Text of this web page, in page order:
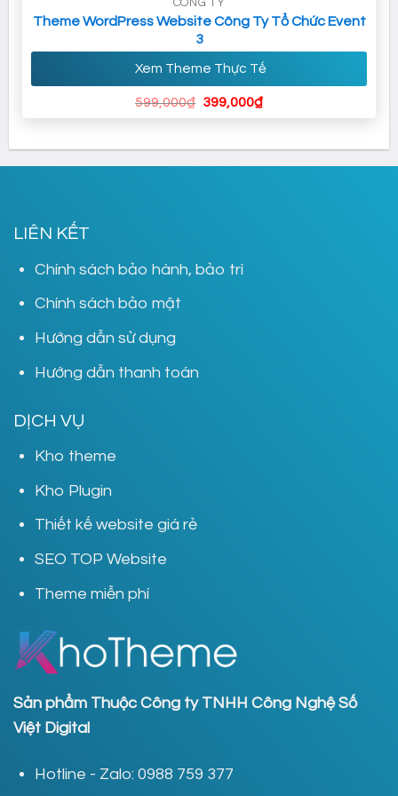
CÔNG TY
Theme WordPress Website Công Ty Tổ Chức Event
3
Xem Theme Thực Tế
599,000₫ Giá
399,000₫Giá
399,000₫.
LIÊN KẾT
Chính sách bảo hành, bảo trì
Chính sách bảo mật
Hướng dẫn sử dụng
Hướng dẫn thanh toán
DỊCH VỤ
Kho theme
Kho Plugin
Thiết kế website giá rẻ
SEO TOP Website
Theme miễn phí
Sản phẩm Thuộc Công ty TNHH Công Nghệ Số
Việt Digital
Hotline - Zalo: 0988 759 377